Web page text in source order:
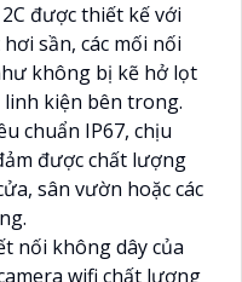
được thiết kế với
sần, các mối nối
không bị kẽ hở lọt
kiện bên trong.
chuẩn IP67, chịu
được chất lượng
sân vườn hoặc các
nối không dây của
wifi chất lượng